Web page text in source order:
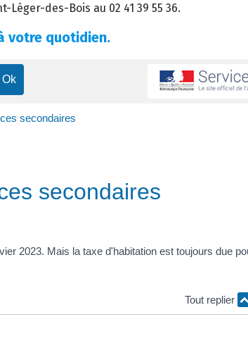
des-Bois au 02 41 39 55 36.
votre quotidien.
secondaires
secondaires
2023. Mais la taxe d'habitation est toujours due
Tout replier